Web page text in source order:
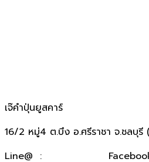
เจ๊คำปุ่นยูสคาร์
16/2 หมู่4 ต.บึง อ.ศรีราชา จ.ชลบุ
​Line@ :